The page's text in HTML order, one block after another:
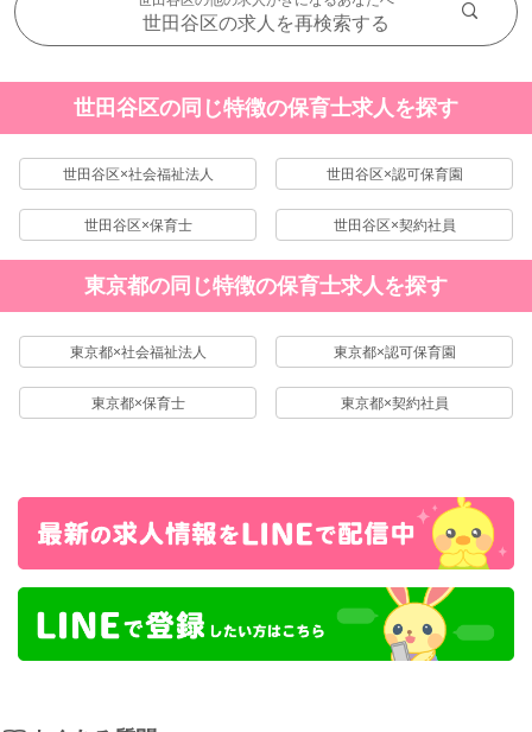
世田谷区の求人を再検索する
世田谷区の同じ特徴の保育士求人を探す
世田谷区×社会福祉法人 世田谷区×認可保育園
世田谷区×保育士 世田谷区×契約社員
東京都の同じ特徴の保育士求人を探す
東京都×社会福祉法人 東京都×認可保育園
東京都×保育士 東京都×契約社員